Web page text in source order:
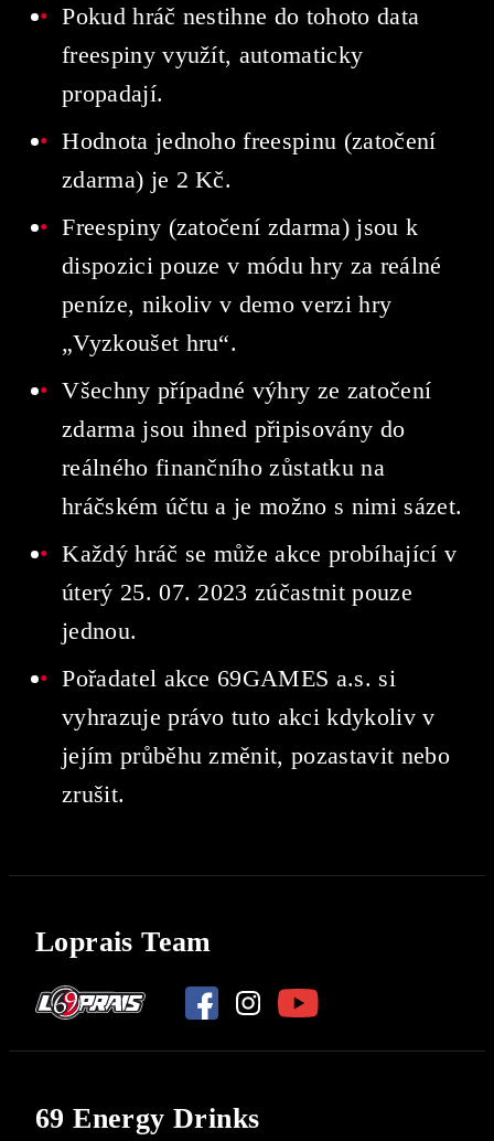
Pokud hráč nestihne do tohoto data
freespiny využít, automaticky
propadají.
Hodnota jednoho freespinu (zatočení
zdarma) je 2 Kč.
Freespiny (zatočení zdarma) jsou k
dispozici pouze v módu hry za reálné
peníze, nikoliv v demo verzi hry
„Vyzkoušet hru“.
Všechny případné výhry ze zatočení
zdarma jsou ihned připisovány do
reálného finančního zůstatku na
hráčském účtu a je možno s nimi sázet.
Každý hráč se může akce probíhající v
úterý 25. 07. 2023 zúčastnit pouze
jednou.
Pořadatel akce 69GAMES a.s. si
vyhrazuje právo tuto akci kdykoliv v
jejím průběhu změnit, pozastavit nebo
zrušit.
Loprais Team
69 Energy Drinks